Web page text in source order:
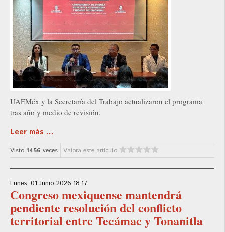
UAEMéx y la Secretaría del Trabajo actualizaron el programa
tras año y medio de revisión.
Leer más ...
Visto 1456 veces Valora este artículo
Lunes, 01 Junio 2026 18:17
Congreso mexiquense mantendrá
pendiente resolución del conflicto
territorial entre Tecámac y Tonanitla